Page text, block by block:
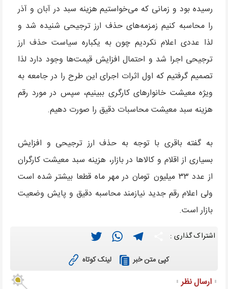
رسیده بود و زمانی که می‌خواستیم هزینه سبد در آبان و آذر
را محاسبه کنیم زمزمه‌های حذف ارز ترجیحی شنیده شد و
لذا عددی اعلام نکردیم چون به یکباره سیاست حذف ارز
ترجیحی اجرا شد و احتمال افزایش قیمت‌ها وجود دارد لذا
تصمیم گرفتیم که اول اثرات اجرای این طرح را در جامعه به
ویژه معیشت خانوارهای کارگری ببینیم، سپس در مورد رقم
هزینه سبد معیشت محاسبات دقیق را صورت دهیم.
به گفته باقری با توجه به حذف ارز ترجیحی و افزایش
بسیاری از اقلام و کالاها در بازار، هزینه سبد معیشت کارگران
از عدد ۳۳ میلیون تومان در مهر ماه قطعا بیشتر شده است
ولی اعلام رقم جدید نیازمند محاسبه دقیق و پایش وضعیت
بازار است.
اشتراک گذاری : Twitter
WhatsAppTelegram
کپی متن خبر لینک کوتاه
ارسال نظر